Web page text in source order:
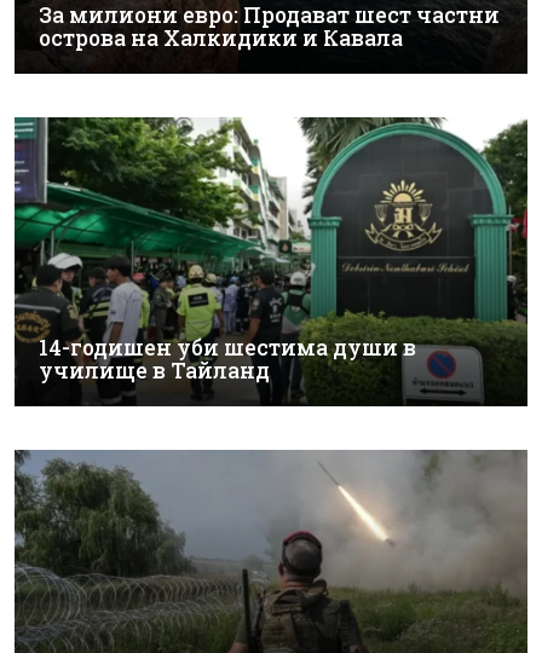
За милиони евро: Продават шест частни
острова на Халкидики и Кавала
14-годишен уби шестима души в
училище в Тайланд